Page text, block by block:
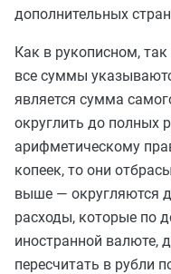
дополнительных
Как в рукописном,
все суммы
является сумма
округлить до полных
арифметическому
копеек, то они
выше — округляются
расходы, которые по
иностранной валюте,
пересчитать в рубли